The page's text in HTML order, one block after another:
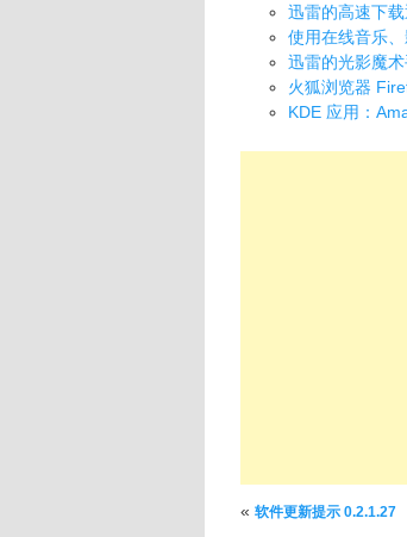
迅雷的高速下
使用在线音乐
迅雷的光影魔
火狐浏览器
KDE 应用：
文章导航
« 软件更新提示 0.2.1.27